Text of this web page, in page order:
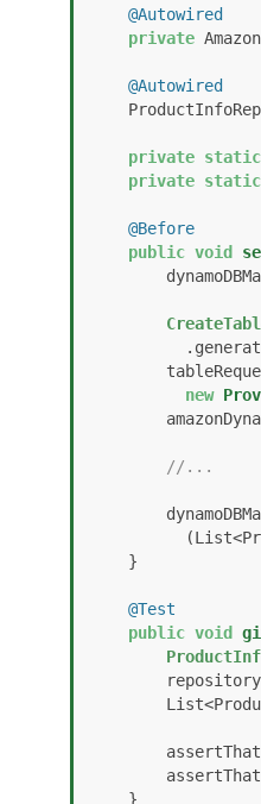
@Autowired
private
@Autowired
private static
private static
@Before
public void
new
//...
@Test
public void